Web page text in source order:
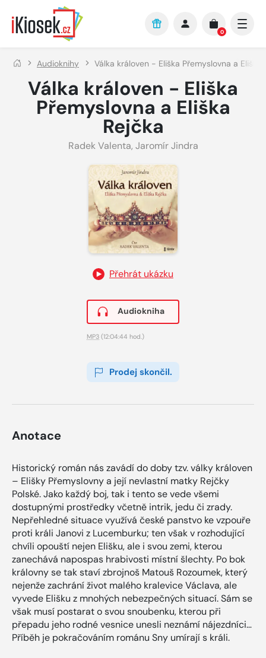
Přejít na hlavní obsah
0
Audioknihy Válka královen - Eliška Přemyslovna a Eliška
Válka královen - Eliška
Přemyslovna a Eliška
Rejčka
Radek Valenta, Jaromír Jindra
Přehrát ukázku
Audiokniha
MP3 (12:04:44 hod.)
Prodej skončil.
Anotace
Historický román nás zavádí do doby tzv. války královen
– Elišky Přemyslovny a její nevlastní matky Rejčky
Polské. Jako každý boj, tak i tento se vede všemi
dostupnými prostředky včetně intrik, jedu či zrady.
Nepřehledné situace využívá české panstvo ke vzpouře
proti králi Janovi z Lucemburku; ten však v rozhodující
chvíli opouští nejen Elišku, ale i svou zemi, kterou
zanechává napospas hrabivosti místní šlechty. Po bok
královny se tak staví zbrojnoš Matouš Rozoumek, který
nejenže zachrání život malého kralevice Václava, ale
vyvede Elišku z mnohých nebezpečných situací. Sám se
však musí postarat o svou snoubenku, kterou při
přepadu jeho rodné vesnice unesli neznámí nájezdníci…
Příběh je pokračováním románu Sny umírají s králi.